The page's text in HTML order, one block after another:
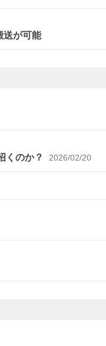
送が可能
くのか？
2026/02/20